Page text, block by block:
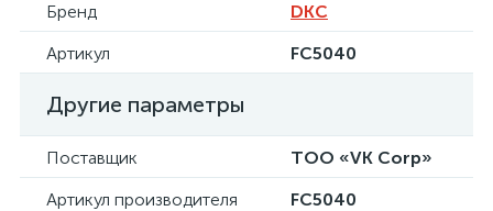
Бренд
DKC
Артикул
FC5040
Другие параметры
Поставщик
ТОО «VK Corp»
Артикул производителя
FC5040